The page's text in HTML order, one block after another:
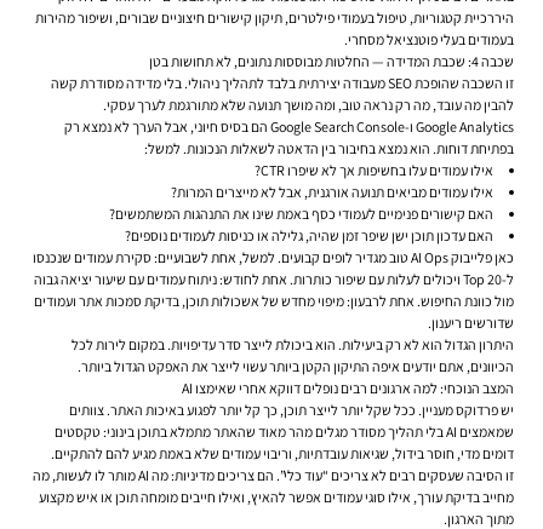
היררכיית קטגוריות, טיפול בעמודי פילטרים, תיקון קישורים חיצוניים שבורים, ושיפור מהירות
בעמודים בעלי פוטנציאל מסחרי.
שכבה 4: שכבת המדידה — החלטות מבוססות נתונים, לא תחושות בטן
זו השכבה שהופכת SEO מעבודה יצירתית בלבד לתהליך ניהולי. בלי מדידה מסודרת קשה
להבין מה עובד, מה רק נראה טוב, ומה מושך תנועה שלא מתורגמת לערך עסקי.
Google Analytics ו-Google Search Console הם בסיס חיוני, אבל הערך לא נמצא רק
בפתיחת דוחות. הוא נמצא בחיבור בין הדאטה לשאלות הנכונות. למשל:
אילו עמודים עלו בחשיפות אך לא שיפרו CTR?
אילו עמודים מביאים תנועה אורגנית, אבל לא מייצרים המרות?
האם קישורים פנימיים לעמודי כסף באמת שינו את התנהגות המשתמשים?
האם עדכון תוכן ישן שיפר זמן שהיה, גלילה או כניסות לעמודים נוספים?
כאן פלייבוק AI Ops טוב מגדיר לופים קבועים. למשל, אחת לשבועיים: סקירת עמודים שנכנסו
ל-Top 20 ויכולים לעלות עם שיפור כותרות. אחת לחודש: ניתוח עמודים עם שיעור יציאה גבוה
מול כוונת החיפוש. אחת לרבעון: מיפוי מחדש של אשכולות תוכן, בדיקת סמכות אתר ועמודים
שדורשים ריענון.
היתרון הגדול הוא לא רק ביעילות. הוא ביכולת לייצר סדר עדיפויות. במקום לירות לכל
הכיוונים, אתם יודעים איפה התיקון הקטן ביותר עשוי לייצר את האפקט הגדול ביותר.
המצב הנוכחי: למה ארגונים רבים נופלים דווקא אחרי שאימצו AI
יש פרדוקס מעניין. ככל שקל יותר לייצר תוכן, כך קל יותר לפגוע באיכות האתר. צוותים
שמאמצים AI בלי תהליך מסודר מגלים מהר מאוד שהאתר מתמלא בתוכן בינוני: טקסטים
דומים מדי, חוסר בידול, שגיאות עובדתיות, וריבוי עמודים שלא באמת מגיע להם להתקיים.
זו הסיבה שעסקים רבים לא צריכים “עוד כלי”. הם צריכים מדיניות: מה AI מותר לו לעשות, מה
מחייב בדיקת עורך, אילו סוגי עמודים אפשר להאיץ, ואילו חייבים מומחה תוכן או איש מקצוע
מתוך הארגון.